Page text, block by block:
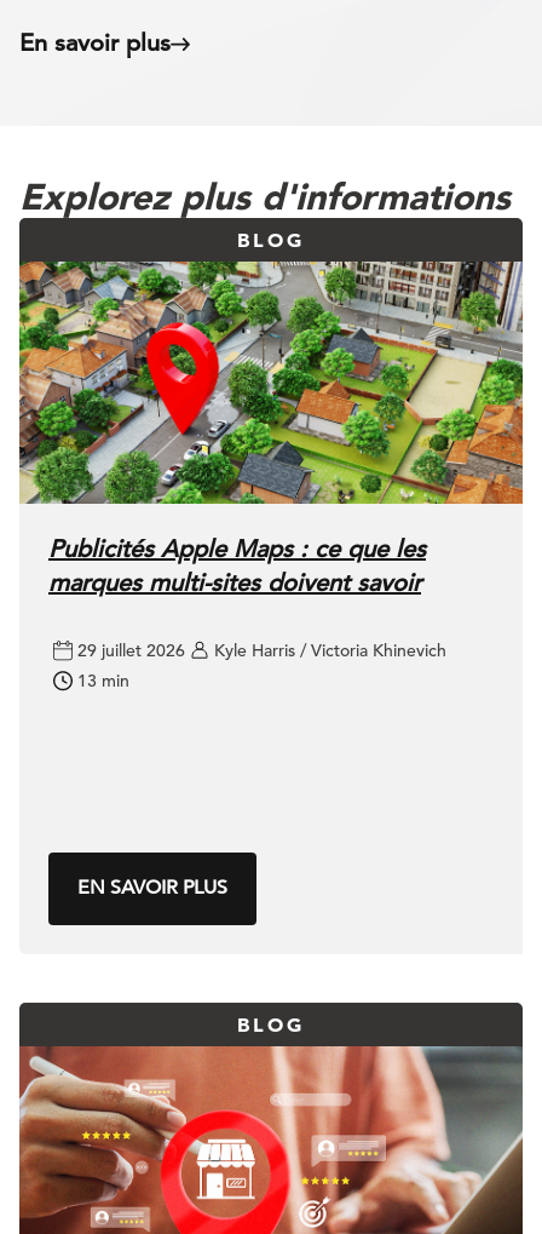
En savoir plus
Explorez plus d'informations
BLOG
Publicités Apple Maps : ce que les
marques multi-sites doivent savoir
29 juillet 2026
Kyle Harris / Victoria Khinevich
13 min
EN SAVOIR PLUS
BLOG